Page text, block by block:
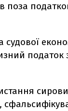
податок